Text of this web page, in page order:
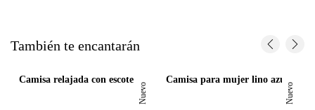
También te encantarán
Nuevo Nuevo